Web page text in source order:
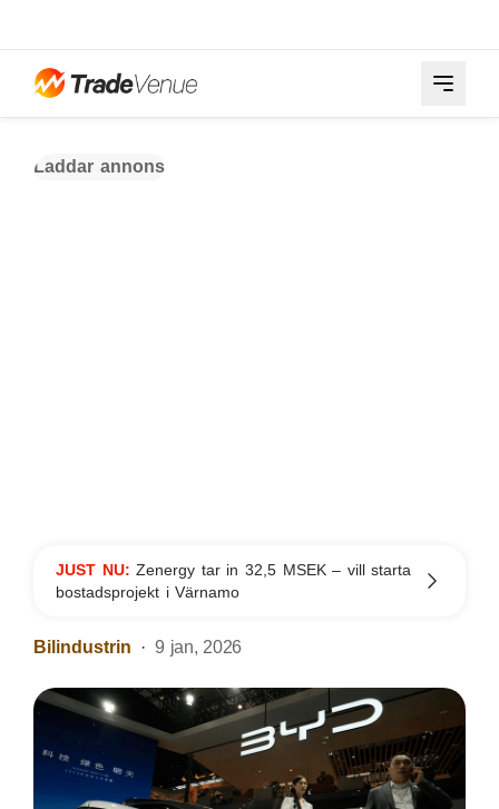
Laddar annons
JUST NU:Zenergy tar in 32,5 MSEK – vill starta
bostadsprojekt i Värnamo
Bilindustrin 9 jan, 2026